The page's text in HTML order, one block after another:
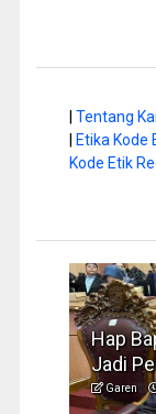
| Tentang
| Etika Kode
Kode Etik
Hap
Jadi
Garen